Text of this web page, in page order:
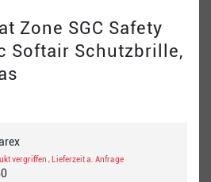
Zone SGC Safety
Softair Schutzbrille,
vergriffen , Lieferzeit a. Anfrage